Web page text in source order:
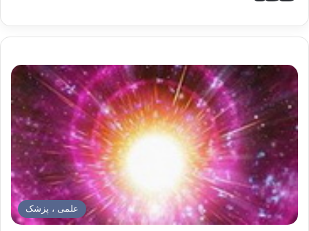
علمی ، پزشک